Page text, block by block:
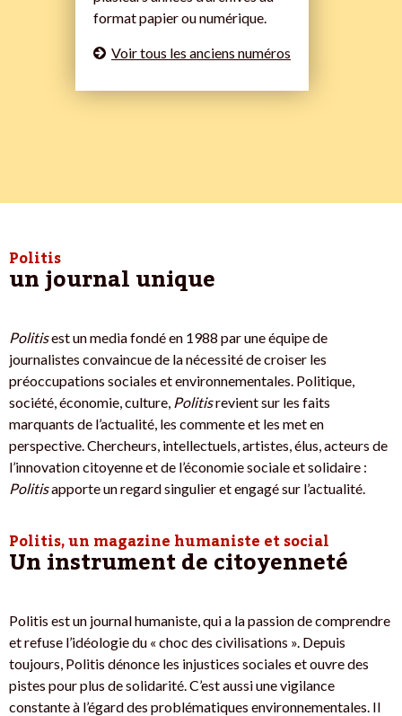
format papier ou numérique.
Voir tous les anciens numéros
Politis
un journal unique
Politisest un media fondé en 1988 par une équipe de
journalistes convaincue de la nécessité de croiser les
préoccupations sociales et environnementales. Politique,
société, économie, culture, Politisrevient sur les faits
marquants de l’actualité, les commente et les met en
perspective. Chercheurs, intellectuels, artistes, élus, acteurs de
l’innovation citoyenne et de l’économie sociale et solidaire :
Politisapporte un regard singulier et engagé sur l’actualité.
Politis, un magazine humaniste et social
Un instrument de citoyenneté
Politis est un journal humaniste, qui a la passion de comprendre
et refuse l’idéologie du « choc des civilisations ». Depuis
toujours, Politis dénonce les injustices sociales et ouvre des
pistes pour plus de solidarité. C’est aussi une vigilance
constante à l’égard des problématiques environnementales. Il